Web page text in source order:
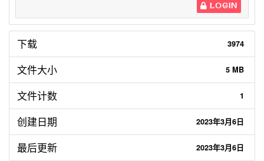
LOGIN
下载 3974
文件大小 5 MB
文件计数 1
创建日期 2023年3月6日
最后更新 2023年3月6日